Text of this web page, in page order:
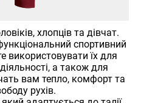
хлопців та дівчат.
спортивний
використовувати їх для
а також для
вам тепло, комфорт та
рухів.